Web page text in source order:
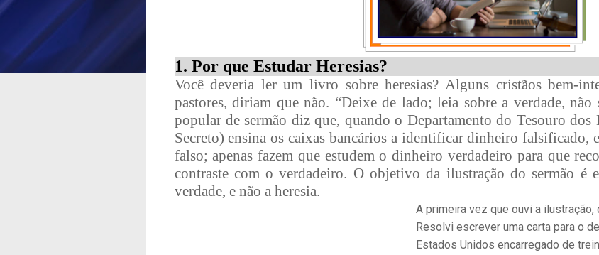
1. Por que Estudar Heresias?
Você deveria ler um livro sobre heresias? Alguns cristãos bem-
pastores, diriam que não. “Deixe de lado; leia sobre a verdade,
popular de sermão diz que, quando o Departamento do Tesouro
Secreto) ensina os caixas bancários a identificar dinheiro falsificado,
falso; apenas fazem que estudem o dinheiro verdadeiro para que
contraste com o verdadeiro. O objetivo da ilustração do sermão é
verdade, e não a heresia.
A primeira vez que ouvi a
Resolvi escrever uma carta para o
Estados Unidos encarregado de